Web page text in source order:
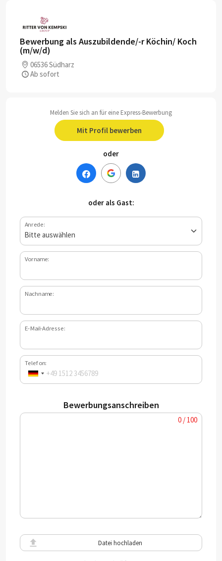
Bewerbung als Auszubildende/-r Köchin/ Koch
(m/w/d)
06536 Südharz
Ab sofort
Melden Sie sich an für eine Express-Bewerbung
Mit Profil bewerben
oder
oder als Gast:
Anrede:
Vorname:
Nachname:
E-Mail-Adresse:
Telefon:
Bewerbungsanschreiben
0 / 100
Datei hochladen